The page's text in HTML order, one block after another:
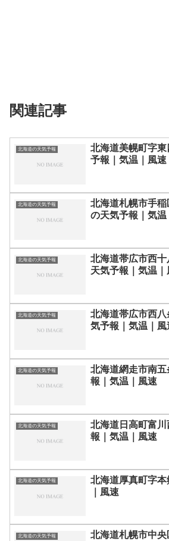
関連記事
北海道の天気予報
北海道美幌町字
予報｜気温｜風速
北海道の天気予報
北海道札幌市手稲
の天気予報｜気温
北海道の天気予報
北海道帯広市西
天気予報｜気温｜
北海道の天気予報
北海道帯広市西
気予報｜気温｜風
北海道の天気予報
北海道網走市南
報｜気温｜風速
北海道の天気予報
北海道日高町富
報｜気温｜風速
北海道の天気予報
北海道厚真町字
｜風速
北海道の天気予報
北海道札幌市中